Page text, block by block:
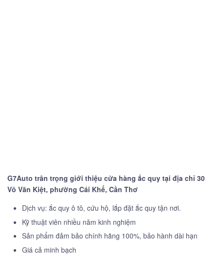
G7Auto trân trọng giới thiệu cửa hàng ắc quy tại địa chỉ 30
Võ Văn Kiệt, phường Cái Khế, Cần Thơ
Dịch vụ: ắc quy ô tô, cứu hộ, lắp đặt ắc quy tận nơi.
Kỹ thuật viên nhiều năm kinh nghiệm
Sản phẩm đảm bảo chính hãng 100%, bảo hành dài hạn
Giá cả minh bạch